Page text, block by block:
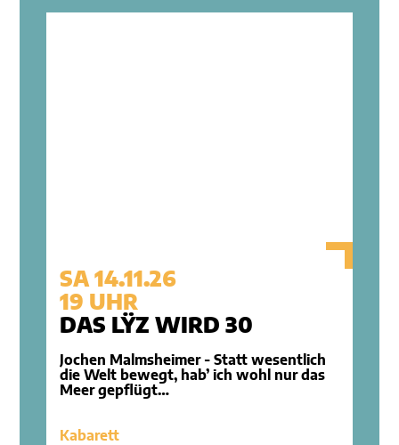
SA 14.11.26
19 UHR
DAS LŸZ WIRD 30
Jochen Malmsheimer - Statt wesentlich
die Welt bewegt, hab’ ich wohl nur das
Meer gepflügt…
Kabarett